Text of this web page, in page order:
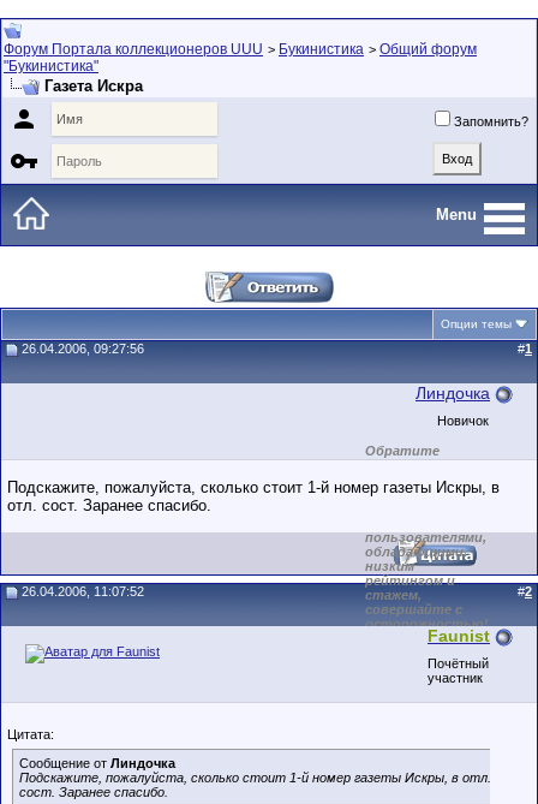
Форум Портала коллекционеров UUU > Букинистика > Общий форум
"Букинистика"
Газета Искра
 Запомнить?

Menu
Опции темы
26.04.2006, 09:27:56 #1
Линдочка
Новичок
Обратите
внимание на
маленький стаж
пользователя на
пользователями,
обладающими
низким
рейтингом и
стажем,
совершайте с
осторожностью!
Подскажите, пожалуйста, сколько стоит 1-й номер газеты Искры, в
отл. сост. Заранее спасибо.
26.04.2006, 11:07:52 #2
Faunist
Почётный
участник
Цитата:
Сообщение от Линдочка
Подскажите, пожалуйста, сколько стоит 1-й номер газеты Искры, в отл.
сост. Заранее спасибо.